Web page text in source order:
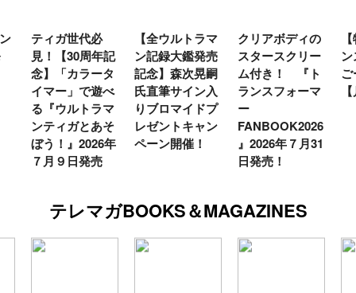
必
年記
ータ
遊べ
ラマ
あそ
年
【全ウルトラマ
ン記録大鑑発売
記念】森次晃嗣
氏直筆サイン入
りブロマイドプ
レゼントキャン
ペーン開催！
クリアボディの
スタースクリー
ム付き！ 『ト
ランスフォーマ
ー
FANBOOK2026
』2026年７月31
【特別編】トラ
ンスフォーマー
ごー！ごー！
【月イチ更新】
テレマガBOOKS＆MAGAZINES